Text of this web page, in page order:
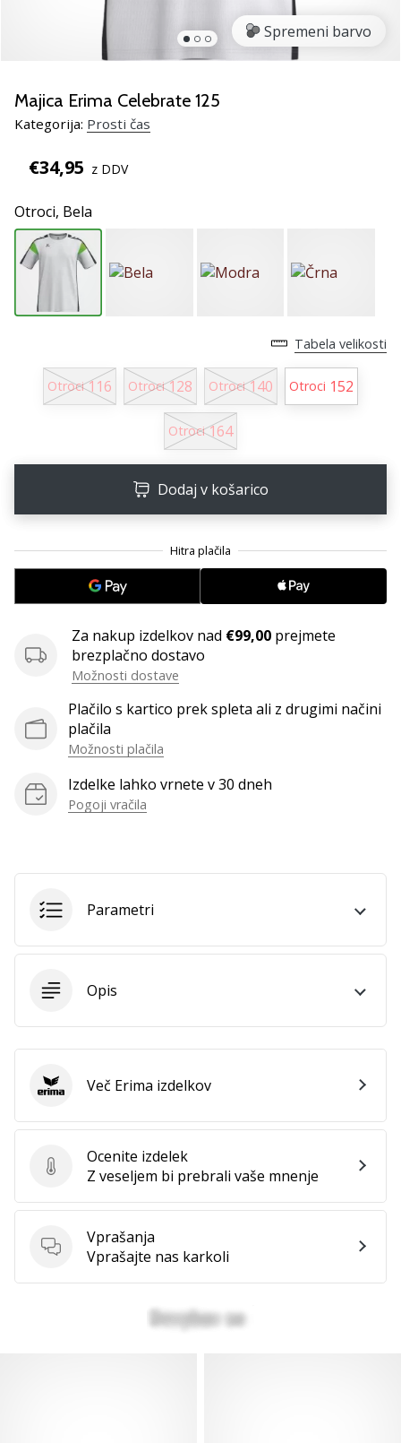
kot
brend
Prikaži
vse
članke
Spremeni barvo
Majica Erima Celebrate 125
Kategorija: Prosti čas
€34,95 z DDV
Otroci, Bela
Tabela velikosti
Otroci 116 Otroci 128 Otroci 140 Otroci 152
Otroci 164
Dodaj v košarico
Za nakup izdelkov nad €99,00 prejmete
brezplačno dostavo
Možnosti dostave
Plačilo s kartico prek spleta ali z drugimi načini
plačila
Možnosti plačila
Izdelke lahko vrnete v 30 dneh
Pogoji vračila
Parametri
Opis
Ocenite izdelek
Ocenite izdelek
Z veseljem bi prebrali vaše mnenje
Vprašanja
Vprašanja
Vprašajte nas karkoli
Erima Več Erima izdelkov